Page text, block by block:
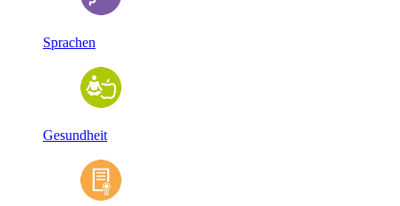
Sprachen
Gesundheit